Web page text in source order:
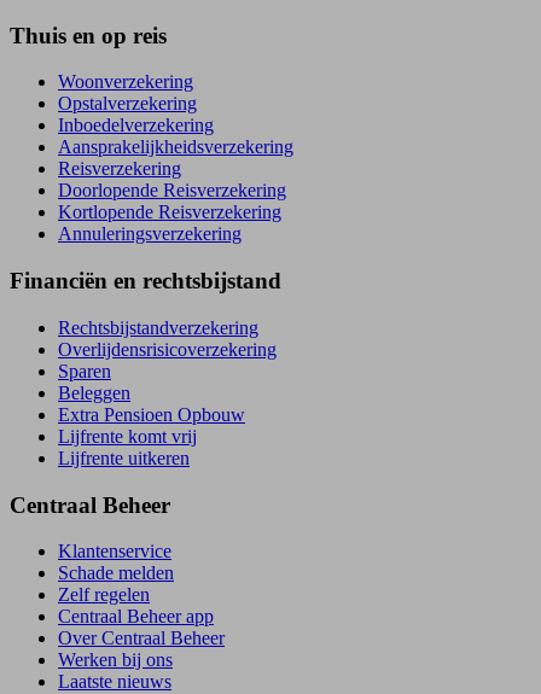
Thuis en op reis
Woonverzekering
Opstal­verzekering
Inboedel­verzekering
Aansprakelijkheids­verzekering
Reisverzekering
Doorlopende Reisverzekering
Kortlopende Reisverzekering
Annuleringsverzekering
Financiën en rechtsbijstand
Rechtsbijstand­verzekering
Overlijdensrisico­verzekering
Sparen
Beleggen
Extra Pensioen Opbouw
Lijfrente komt vrij
Lijfrente uitkeren
Centraal Beheer
Klantenservice
Schade melden
Zelf regelen
Centraal Beheer app
Over Centraal Beheer
Werken bij ons
Laatste nieuws